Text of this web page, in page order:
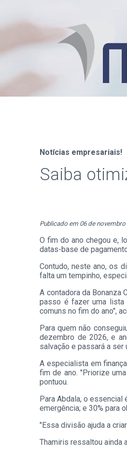
Notícias empresariais!
Saiba
Publicado em 06 de novembro
O fim do ano chegou e,
datas-base de
Contudo, neste ano, os
falta um tempinho,
A contadora da Bonanza
passo é fazer uma lista
comuns no fim do ano",
Para quem não
dezembro de 2026, e
salvação e passará a ser
A especialista em
fim de ano. "Priorize
pontuou.
Para Abdala, o
emergência; e 30% para
"Essa divisão ajuda a
Thamiris ressaltou ainda